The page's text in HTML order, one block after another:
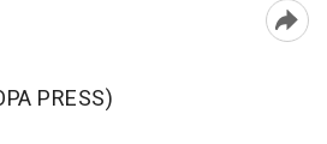
PRESS)